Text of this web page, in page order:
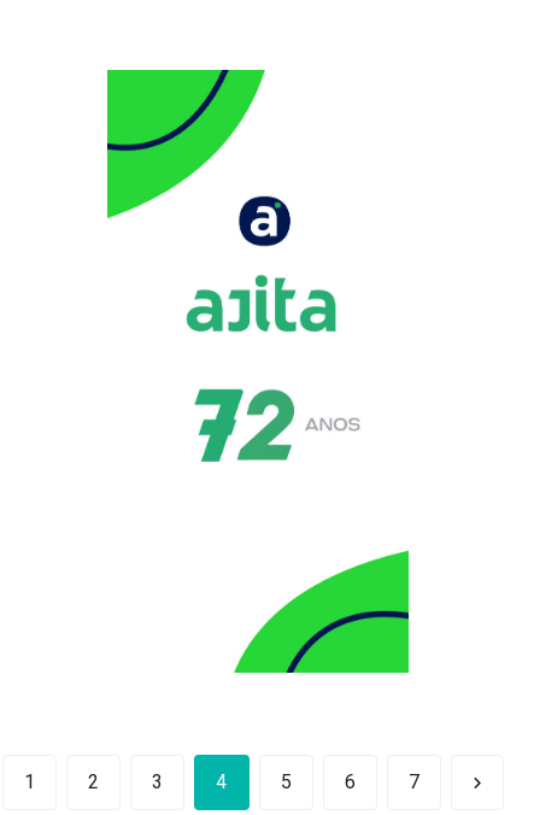
1 2 3 4 5 6 7